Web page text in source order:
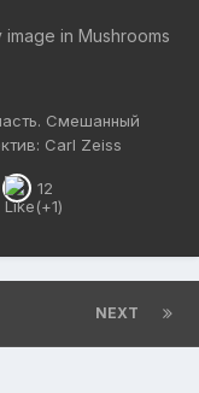
in Mushrooms
Смешанный
Carl Zeiss
12
NEXT